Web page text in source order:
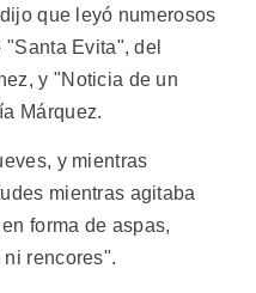
que leyó numerosos
"Santa Evita", del
y "Noticia de un
Márquez.
y mientras
mientras agitaba
forma de aspas,
rencores".